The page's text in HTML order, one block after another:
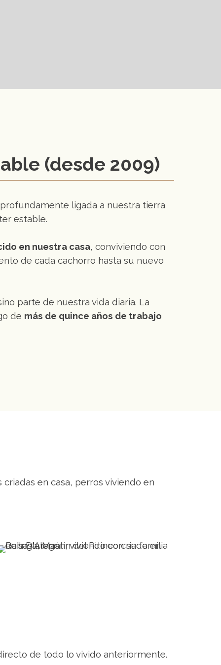
(desde 2009)
ligada a nuestra tierra
estable.
en nuestra casa, conviviendo con
de cada cachorro hasta su nuevo
parte de nuestra vida diaria. La
de más de quince años de trabajo
en casa, perros viviendo en
de todo lo vivido anteriormente.